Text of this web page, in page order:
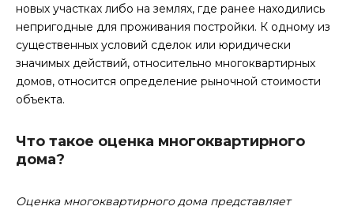
новых участках либо на землях, где ранее находились
непригодные для проживания постройки. К одному из
существенных условий сделок или юридически
значимых действий, относительно многоквартирных
домов, относится определение рыночной стоимости
объекта.
Что такое оценка многоквартирного
дома?
Оценка многоквартирного дома представляет